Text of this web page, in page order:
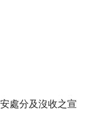
處分及沒收之宣